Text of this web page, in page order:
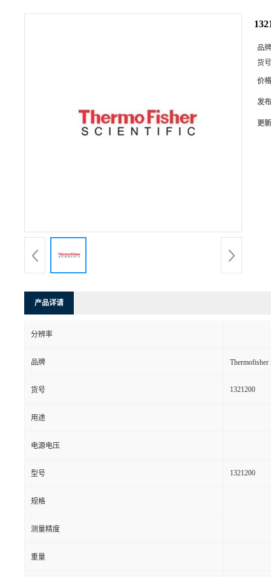
品
货
价
发
更
产品详请
分辨率
品牌
货号 1321200
用途
电源电压
型号 1321200
规格
测量精度
重量